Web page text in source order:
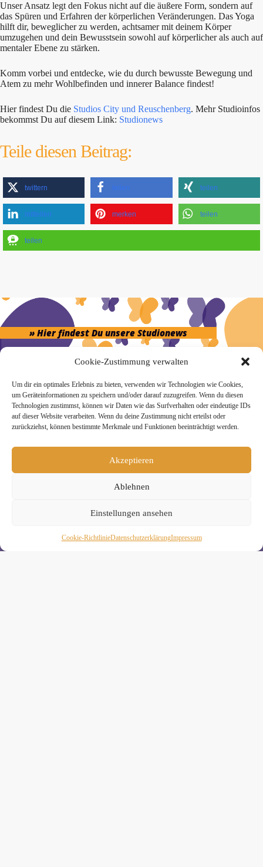
Cookie-Zustimmung verwalten
Um dir ein optimales Erlebnis zu bieten, verwenden wir Technologien wie Cookies,
um Geräteinformationen zu speichern und/oder darauf zuzugreifen. Wenn du diesen
Technologien zustimmst, können wir Daten wie das Surfverhalten oder eindeutige IDs
auf dieser Website verarbeiten. Wenn du deine Zustimmung nicht erteilst oder
zurückziehst, können bestimmte Merkmale und Funktionen beeinträchtigt werden.
Akzeptieren
Ablehnen
Einstellungen ansehen
Cookie-RichtlinieDaten­schutz­erklä­rungImpressum
Unser Ansatz legt den Fokus nicht auf die äußere Form, sondern auf
das Spüren und Erfahren der körperlichen Veränderungen. Das Yoga
hilft dir, beweglicher zu werden, achtsamer mit deinem Körper
umzugehen und dein Bewusstsein sowohl auf körperlicher als auch auf
mentaler Ebene zu stärken.
Komm vorbei und entdecke, wie du durch bewusste Bewegung und
Atem zu mehr Wohlbefinden und innerer Balance findest!
Hier findest Du die Studios City und Reuschenberg. Mehr Studioinfos
bekommst Du auf diesem Link: Studionews
Teile diesen Beitrag:
twittern teilen teilen
mitteilen merken teilen
teilen
» Hier findest Du unsere Studionews
» Unsere Hygienemassnahmen
Melde Dich hier zum Yogimotion Newsletter an:
Dich natürlich jederzeit wieder abmelden. Alle Details zur
Datenschutzerklärung.